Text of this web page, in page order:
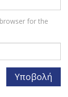
for the